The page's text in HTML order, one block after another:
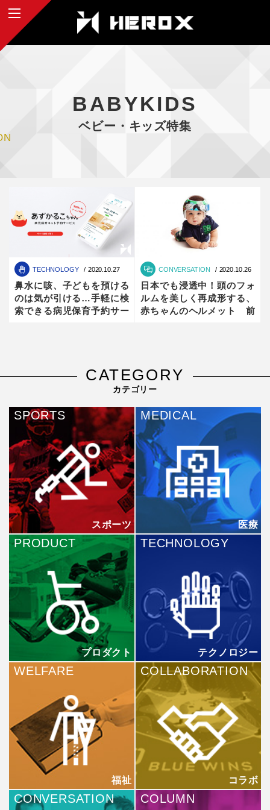
BABYKIDS
ベビー・キッズ特集
TECHNOLOGY 2020.10.27
鼻水に咳、子どもを預ける
のは気が引ける…手軽に検
索できる病児保育予約サー
CONVERSATION 2020.10.26
日本でも浸透中！頭のフォ
ルムを美しく再成形する、
赤ちゃんのヘルメット 前
CATEGORY
カテゴリー
スポーツ
SPORTS
医療
MEDICAL
プロダクト
PRODUCT
テクノロジー
TECHNOLOGY
福祉
WELFARE
コラボ
COLLABORATION
CONVERSATION COLUMN